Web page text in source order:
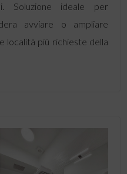
Soluzione ideale per
avviare o ampliare
località più richieste della